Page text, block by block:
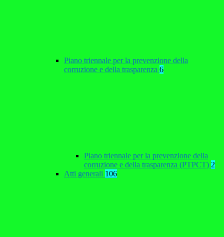
Piano triennale per la prevenzione della
corruzione e della trasparenza 6
Piano triennale per la prevenzione della
corruzione e della trasparenza (PTPCT) 2
Atti generali 106